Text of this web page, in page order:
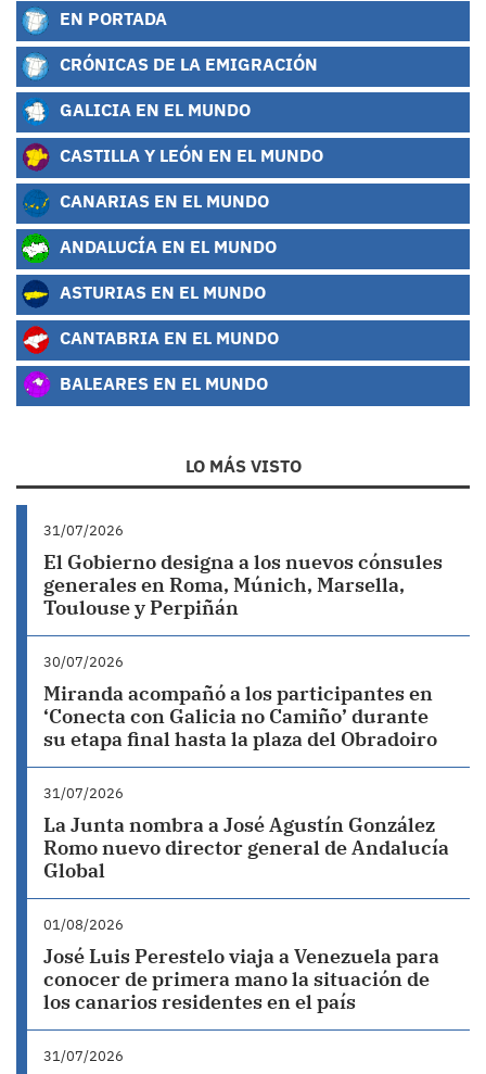
EN PORTADA
CRÓNICAS DE LA EMIGRACIÓN
GALICIA EN EL MUNDO
CASTILLA Y LEÓN EN EL MUNDO
CANARIAS EN EL MUNDO
ANDALUCÍA EN EL MUNDO
ASTURIAS EN EL MUNDO
CANTABRIA EN EL MUNDO
BALEARES EN EL MUNDO
LO MÁS VISTO
31/07/2026
El Gobierno designa a los nuevos cónsules
generales en Roma, Múnich, Marsella,
Toulouse y Perpiñán
30/07/2026
Miranda acompañó a los participantes en
‘Conecta con Galicia no Camiño’ durante
su etapa final hasta la plaza del Obradoiro
31/07/2026
La Junta nombra a José Agustín González
Romo nuevo director general de Andalucía
Global
01/08/2026
José Luis Perestelo viaja a Venezuela para
conocer de primera mano la situación de
los canarios residentes en el país
31/07/2026